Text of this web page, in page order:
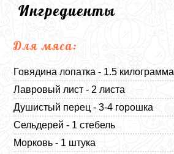
Ингредиенты
Для мяса:
Говядина лопатка - 1.5 килограмма
Лавровый лист - 2 листа
Душистый перец - 3-4 горошка
Сельдерей - 1 стебель
Морковь - 1 штука